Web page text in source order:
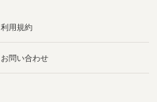
利用規約
お問い合わせ